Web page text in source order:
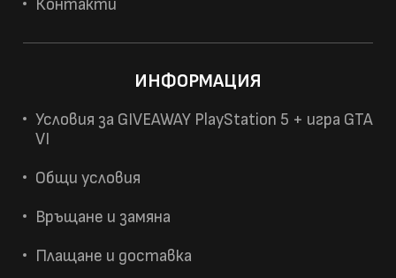
Контакти
ИНФОРМАЦИЯ
Условия за GIVEAWAY PlayStation 5 + игра GTA
VI
Общи условия
Връщане и замяна
Плащане и доставка